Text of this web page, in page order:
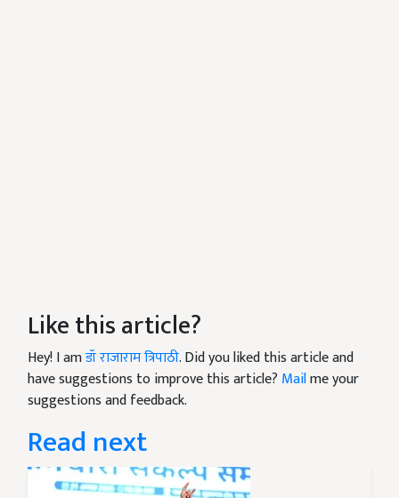
Like this article?
Hey! I amडॉ राजाराम त्रिपाठी. Did you liked this article and
have suggestions to improve this article? Mailme your
suggestions and feedback.
Read next